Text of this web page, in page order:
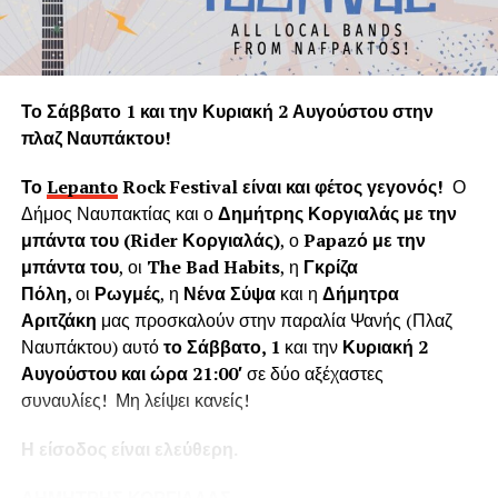
πνεύμονα της Γης.
Η «Εφορεία Αρχαιοτήτων Αιτωλοακαρνανίας και
κόπηκαν δημιουργούσαν προβλήματα στο τείχος του
ενετικού κάστρου. Όμως τα δέντρα του κάστρου
προέρχονται από τις δεντροφυτεύσεις που έγιναν
νομίμως από το 1914 έως το 1939 (έγκριση από το
Υπουργείο Εσωτερικών και κατόπιν από το Υπουργείο
Γεωργίας υπό την γραμματεία του Ιωάννη Μπρικόλα) και
βρίσκονται σε απόσταση ασφαλείας από τα τείχη.
Συνεπώς πολλά από τα δέντρα έχουν ηλικία άνω των 100
ετών χωρίς να έχει αναφερθεί κάποιο πρόβλημα στη
στατικότητα των τειχών που να οφείλεται στην πλήρη
ανάπτυξη του ριζικού συστήματος. Το Δασαρχείο
Ναυπάκτου βεβαιώνει ότι δεν υπάρχει σχετική μελέτη ούτε
Το Σάββατο 1 και την Κυριακή 2 Αυγούστου στην
πλαζ Ναυπάκτου!
ΤοLepantoRockFestivalείναι και φέτος γεγονός! Ο
Δήμος Ναυπακτίας και οΔημήτρης Κοργιαλάς με την
μπάντα του (RiderΚοργιαλάς), οPapazό με την
μπάντα του, οι The Bad Habits, η Γκρίζα
Πόλη,οι Ρωγμές, η Νένα Σύψακαι η Δήμητρα
Αριτζάκη μας προσκαλούν στην παραλία Ψανής (Πλαζ
Ναυπάκτου) αυτότο Σάββατο, 1 και τηνΚυριακή 2
Αυγούστου και ώρα 21:00′σε δύο αξέχαστες
συναυλίες! Μη λείψει κανείς!
Η είσοδος είναι ελεύθερη.